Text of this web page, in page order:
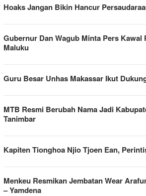
Hoaks Jangan Bikin Hancur
Gubernur Dan Wagub Minta Pers Kawal
Maluku
Guru Besar Unhas Makassar Ikut
MTB Resmi Berubah Nama Jadi
Tanimbar
Kapiten Tionghoa Njio Tjoen Ean,
Menkeu Resmikan Jembatan Wear
– Yamdena